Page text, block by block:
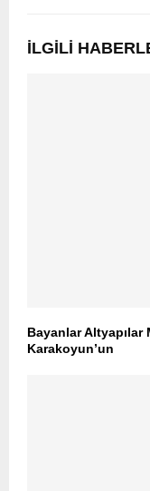
İLGILI
Bayanlar
Karakoyun’un